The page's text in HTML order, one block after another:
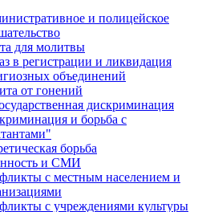
и полицейское
для молитвы
в регистрации и ликвидация
объединений
от гонений
дискриминация
и борьба с
борьба
и СМИ
с местным населением и
с учреждениями культуры